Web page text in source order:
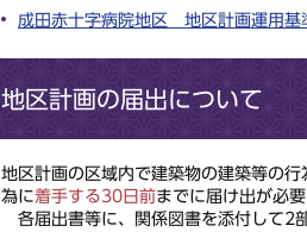
成田赤十字病院地区 地区計画運用基
地区計画の届出について
地区計画の区域内で建築物の建築等の
為に着手する30日前までに届け出が必要
各届出書等に、関係図書を添付して2